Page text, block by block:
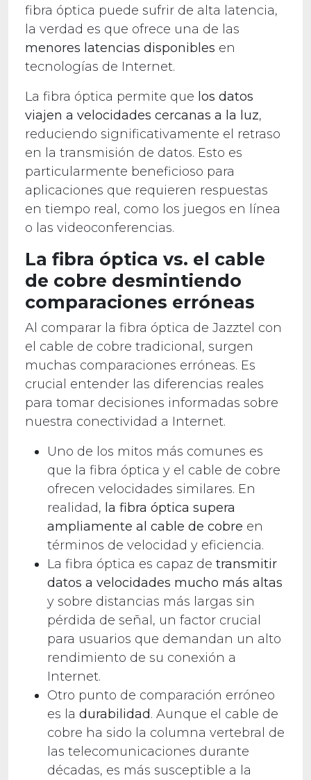
fibra óptica puede sufrir de alta latencia,
la verdad es que ofrece una de las
menores latencias disponibles en
tecnologías de Internet.
La fibra óptica permite que los datos
viajen a velocidades cercanas a la luz,
reduciendo significativamente el retraso
en la transmisión de datos. Esto es
particularmente beneficioso para
aplicaciones que requieren respuestas
en tiempo real, como los juegos en línea
o las videoconferencias.
La fibra óptica vs. el cable
de cobre desmintiendo
comparaciones erróneas
Al comparar la fibra óptica de Jazztel con
el cable de cobre tradicional, surgen
muchas comparaciones erróneas. Es
crucial entender las diferencias reales
para tomar decisiones informadas sobre
nuestra conectividad a Internet.
Uno de los mitos más comunes es
que la fibra óptica y el cable de cobre
ofrecen velocidades similares. En
realidad, la fibra óptica supera
ampliamente al cable de cobre en
términos de velocidad y eficiencia.
La fibra óptica es capaz de transmitir
datos a velocidades mucho más altas
y sobre distancias más largas sin
pérdida de señal, un factor crucial
para usuarios que demandan un alto
rendimiento de su conexión a
Internet.
Otro punto de comparación erróneo
es la durabilidad. Aunque el cable de
cobre ha sido la columna vertebral de
las telecomunicaciones durante
décadas, es más susceptible a la